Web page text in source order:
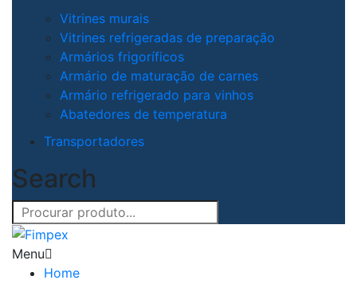
Vitrines murais
Vitrines refrigeradas de preparação
Armários frigoríficos
Armário de maturação de carnes
Armário refrigerado para vinhos
Abatedores de temperatura
Transportadores
Search
Menu
Home